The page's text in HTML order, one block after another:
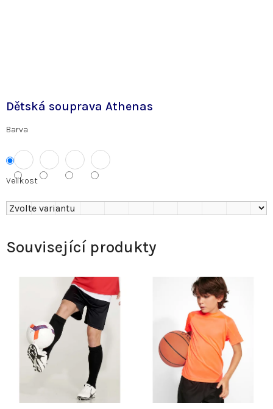
Dětská souprava Athenas
Barva
Velikost
Související produkty